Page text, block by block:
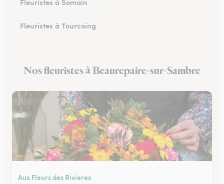
Fleuristes à Tourcoing
Fleuristes à Cysoing
Nos fleuristes à Beaurepaire-sur-Sambre
Aux Fleurs des Rivieres